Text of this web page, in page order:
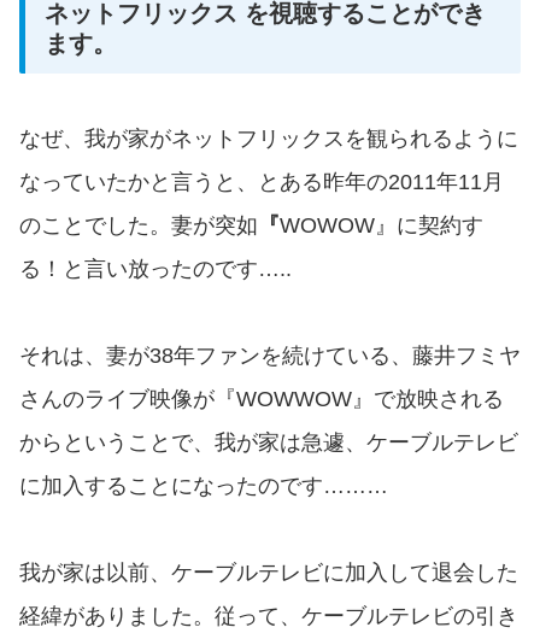
ネットフリックス を視聴することができ
ます。
なぜ、我が家がネットフリックスを観られるように
なっていたかと言うと、とある昨年の2011年11月
のことでした。妻が突如 『WOWOW』に契約す
る！と言い放ったのです…..
それは、妻が38年ファンを続けている、藤井フミヤ
さんのライブ映像が『WOWWOW』で放映される
からということで、我が家は急遽、ケーブルテレビ
に加入することになったのです………
我が家は以前、ケーブルテレビに加入して退会した
経緯がありました。従って、ケーブルテレビの引き